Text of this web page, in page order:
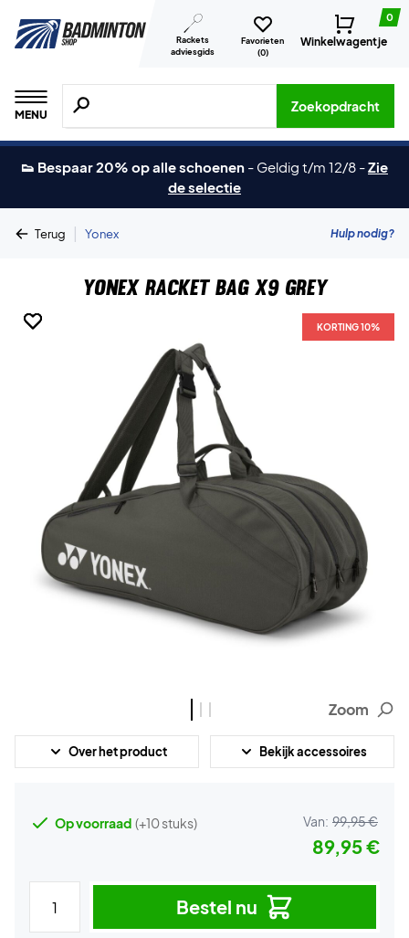
Rackets
adviesgids
Favorieten
(0)
0
Winkelwagentje
MENU
Zoeken naar producten, merken etc.
Zoekopdracht
👟 Bespaar 20% op alle schoenen - Geldig t/m 12/8 -Zie
de selectie
Terug | Yonex Hulp nodig?
Yonex Racket Bag X9 Grey
KORTING 10%
KORTING 10%
KORTING 10%
Zoom
Over het product Bekijk accessoires
Op voorraad (+10 stuks) Van: 99,95 €
89,95 €
Bestel nu